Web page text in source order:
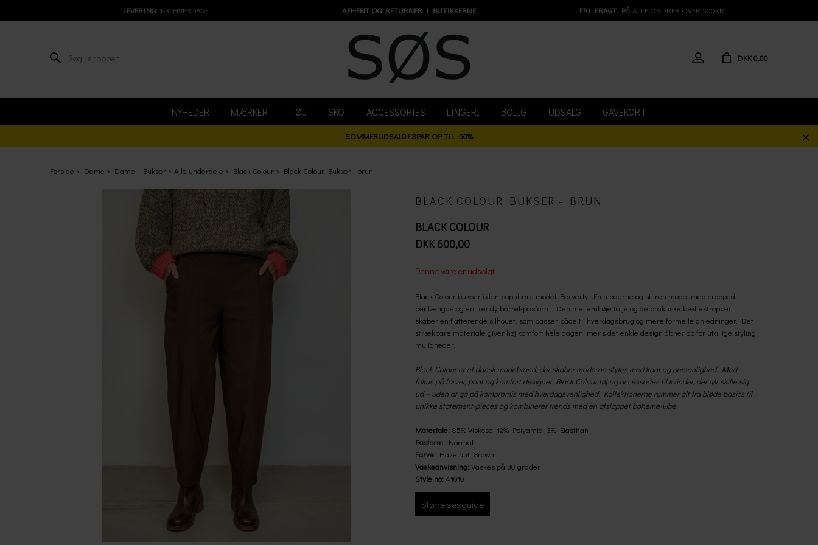
LEVERING: 1-3 HVERDAGE AFHENT OG RETURNER I BUTIKKERNE FRI FRAGT: PÅ ALLE ORDRER OVER 500KR.
DKK 0,00
NYHEDER MÆRKER TØJ SKO ACCESSORIES LINGERI BOLIG UDSALG GAVEKORT
SOMMERUDSALG ! SPAR OP TIL -50%
Forside Dame Dame - Bukser Alle underdele Black Colour Black Colour Bukser - brun
BLACK COLOUR BUKSER - BRUN
BLACK COLOUR
DKK 600,00
Denne vare er udsolgt
Black Colour bukser i den populære model Berverly. En moderne og stilren model med cropped
benlængde og en trendy barrel-pasform. Den mellemhøje talje og de praktiske bæltestropper
skaber en flatterende silhouet, som passer både til hverdagsbrug og mere formelle anledninger. Det
strækbare materiale giver høj komfort hele dagen, mens det enkle design åbner op for utallige styling
muligheder.
Black Colour er et dansk modebrand, der skaber moderne styles med kant og personlighed. Med
fokus på farver, print og komfort designer Black Colour tøj og accessories til kvinder, der tør skille sig
ud – uden at gå på kompromis med hverdagsvenlighed. Kollektionerne rummer alt fra bløde basics til
unikke statement-pieces og kombinerer trends med en afslappet boheme-vibe.
Materiale: 85% Viskose. 12% Polyamid. 3% Elasthan
Pasform: Normal
Farve: Hazelnut Brown
Vaskeanvisning: Vaskes på 30 grader
Style no: 41010
Størrelsesguide